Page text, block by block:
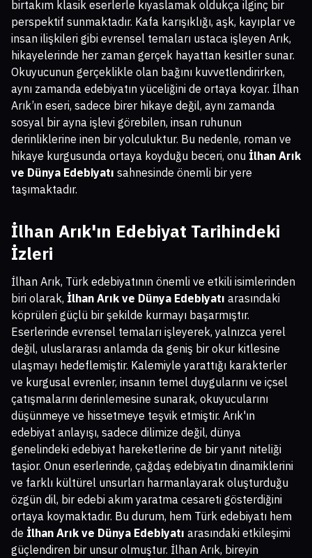
birtakım klasik eserlerle kıyaslamak oldukça ilginç bir
perspektif sunmaktadır. Kafa karışıklığı, aşk, kayıplar ve
insan ilişkileri gibi evrensel temaları ustaca işleyen Arık,
hikayelerinde her zaman gerçek hayattan kesitler sunar.
Okuyucunun gerçeklikle olan bağını kuvvetlendirirken,
aynı zamanda edebiyatın yüceliğini de ortaya koyar. İlhan
Arık’ın eseri, sadece birer hikaye değil, aynı zamanda
sosyal bir ayna işlevi görebilen, insan ruhunun
derinliklerine inen bir yolculuktur. Bu nedenle, roman ve
hikaye kurgusunda ortaya koyduğu beceri, onu İlhan Arık
ve Dünya Edebiyatı sahnesinde önemli bir yere
taşımaktadır.
İlhan Arık'ın Edebiyat Tarihindeki
İzleri
İlhan Arık, Türk edebiyatının önemli ve etkili isimlerinden
biri olarak, İlhan Arık ve Dünya Edebiyatı arasındaki
köprüleri güçlü bir şekilde kurmayı başarmıştır.
Eserlerinde evrensel temaları işleyerek, yalnızca yerel
değil, uluslararası anlamda da geniş bir okur kitlesine
ulaşmayı hedeflemiştir. Kalemiyle yarattığı karakterler
ve kurgusal evrenler, insanın temel duygularını ve içsel
çatışmalarını derinlemesine sunarak, okuyucularını
düşünmeye ve hissetmeye teşvik etmiştir. Arık'ın
edebiyat anlayışı, sadece dilimize değil, dünya
genelindeki edebiyat hareketlerine de bir yanıt niteliği
taşior. Onun eserlerinde, çağdaş edebiyatın dinamiklerini
ve farklı kültürel unsurları harmanlayarak oluşturduğu
özgün dil, bir edebi akım yaratma cesareti gösterdiğini
ortaya koymaktadır. Bu durum, hem Türk edebiyatı hem
de İlhan Arık ve Dünya Edebiyatı arasındaki etkileşimi
güçlendiren bir unsur olmuştur. İlhan Arık, bireyin